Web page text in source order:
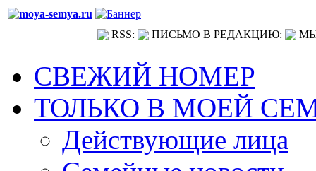
RSS: ПИСЬМО В РЕДАКЦИЮ:
СВЕЖИЙ НОМЕР
ТОЛЬКО В МОЕЙ
Действующие лица